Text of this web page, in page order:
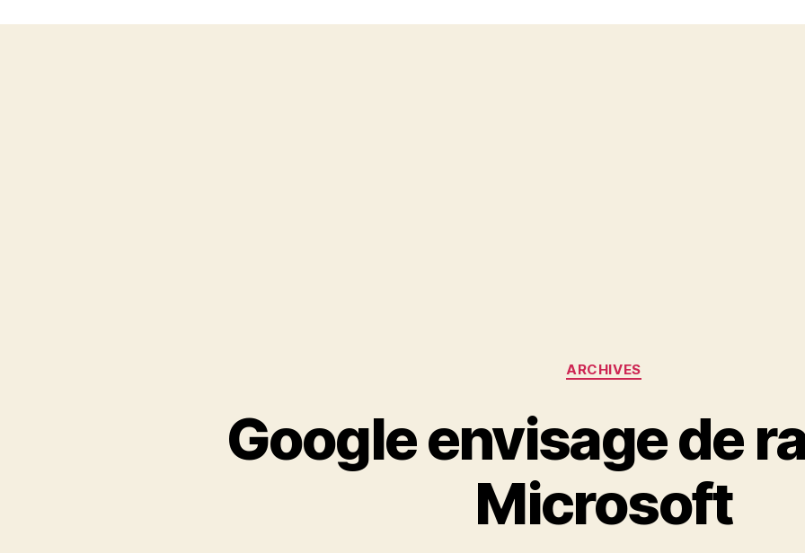
Catégories
ARCHIVES
Google envisage de
Microsoft